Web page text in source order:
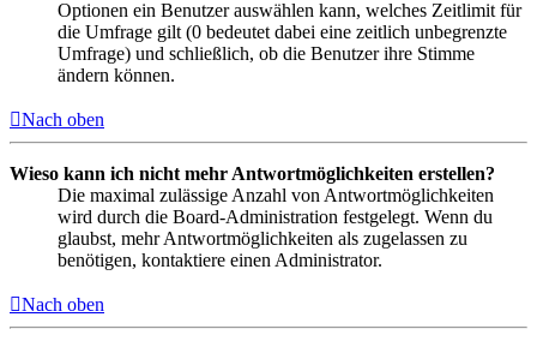
Optionen ein Benutzer auswählen kann, welches Zeitlimit für
die Umfrage gilt (0 bedeutet dabei eine zeitlich unbegrenzte
Umfrage) und schließlich, ob die Benutzer ihre Stimme
ändern können.
Nach oben
Wieso kann ich nicht mehr Antwortmöglichkeiten erstellen?
Die maximal zulässige Anzahl von Antwortmöglichkeiten
wird durch die Board-Administration festgelegt. Wenn du
glaubst, mehr Antwortmöglichkeiten als zugelassen zu
benötigen, kontaktiere einen Administrator.
Nach oben